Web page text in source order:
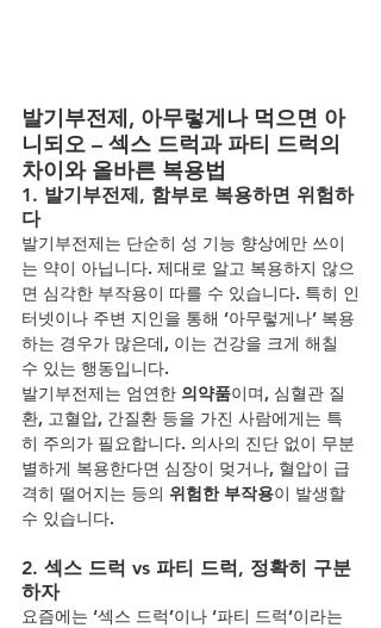
발기부전제, 아무렇게나 먹으면 아
니되오 – 섹스 드럭과 파티 드럭의
차이와 올바른 복용법
1. 발기부전제, 함부로 복용하면 위험하
다
발기부전제는 단순히 성 기능 향상에만 쓰이
는 약이 아닙니다. 제대로 알고 복용하지 않으
면 심각한 부작용이 따를 수 있습니다. 특히 인
터넷이나 주변 지인을 통해 ‘아무렇게나’ 복용
하는 경우가 많은데, 이는 건강을 크게 해칠
수 있는 행동입니다.
발기부전제는 엄연한 의약품이며, 심혈관 질
환, 고혈압, 간질환 등을 가진 사람에게는 특
히 주의가 필요합니다. 의사의 진단 없이 무분
별하게 복용한다면 심장이 멎거나, 혈압이 급
격히 떨어지는 등의 위험한 부작용이 발생할
수 있습니다.
2. 섹스 드럭 vs 파티 드럭, 정확히 구분
하자
요즘에는 ‘섹스 드럭’이나 ‘파티 드럭’이라는